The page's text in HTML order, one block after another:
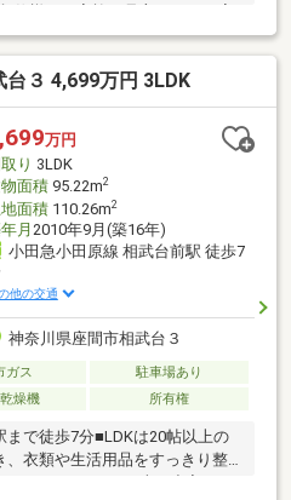
室に収納スペース有・各階にト
可・駐車場有(車種による)▼設
ターホン▼周辺環境・まいばす
(約230m)・相武台1丁目公園 徒
しをお手伝いします
談はお気軽にお問い合わせく
３ 4,699万円 3LDK
万円
り 3LDK
面積95.22m2
面積110.26m2
月 2010年9月(築16年)
小田急小田原線 相武台前駅 徒歩7
他の交通
神奈川県座間市相武台３
ガス
駐車場あり
燥機 所有権
で徒歩7分■LDKは20帖以上の
衣類や生活用品をすっきり整